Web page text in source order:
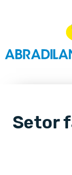
Setor